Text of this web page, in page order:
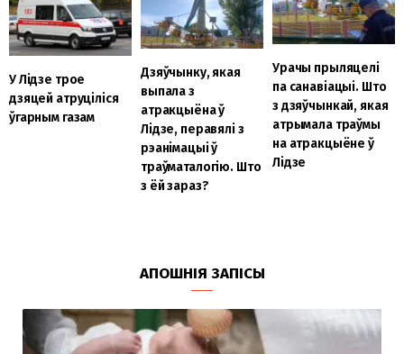
У Лідзе трое
дзяцей атруціліся
ўгарным газам
Дзяўчынку, якая
выпала з
атракцыёна ў
Лідзе, перавялі з
рэанімацыі ў
траўматалогію. Што
з ёй зараз?
Урачы прыляцелі
па санавіацыі. Што
з дзяўчынкай, якая
атрымала траўмы
на атракцыёне ў
Лідзе
АПОШНІЯ ЗАПІСЫ